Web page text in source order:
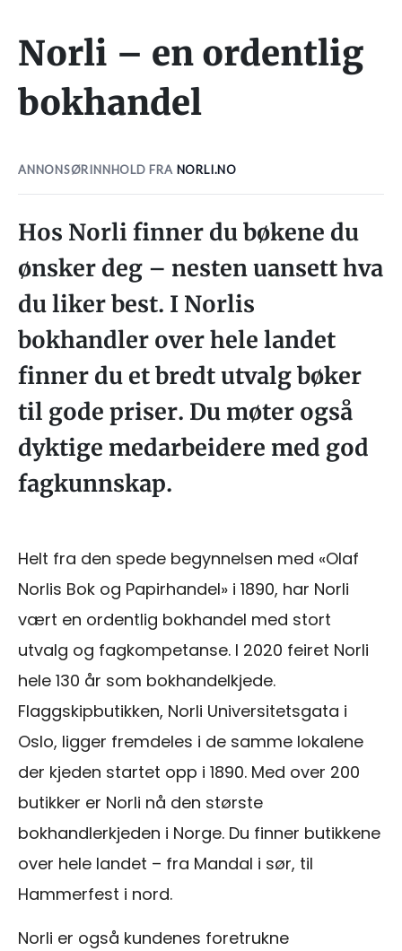
Norli – en ordentlig
bokhandel
ANNONSØRINNHOLD FRA NORLI.NO
Hos Norli finner du bøkene du
ønsker deg – nesten uansett hva
du liker best. I Norlis
bokhandler over hele landet
finner du et bredt utvalg bøker
til gode priser. Du møter også
dyktige medarbeidere med god
fagkunnskap.
Helt fra den spede begynnelsen med «Olaf
Norlis Bok og Papirhandel» i 1890, har Norli
vært en ordentlig bokhandel med stort
utvalg og fagkompetanse. I 2020 feiret Norli
hele 130 år som bokhandelkjede.
Flaggskipbutikken, Norli Universitetsgata i
Oslo, ligger fremdeles i de samme lokalene
der kjeden startet opp i 1890. Med over 200
butikker er Norli nå den største
bokhandlerkjeden i Norge. Du finner butikkene
over hele landet – fra Mandal i sør, til
Hammerfest i nord.
Norli er også kundenes foretrukne